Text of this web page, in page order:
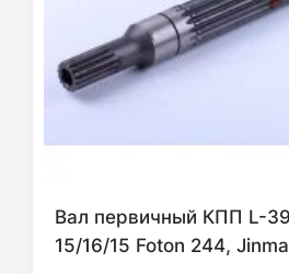
Вал первичный КПП L-
15/16/15 Foton 244,